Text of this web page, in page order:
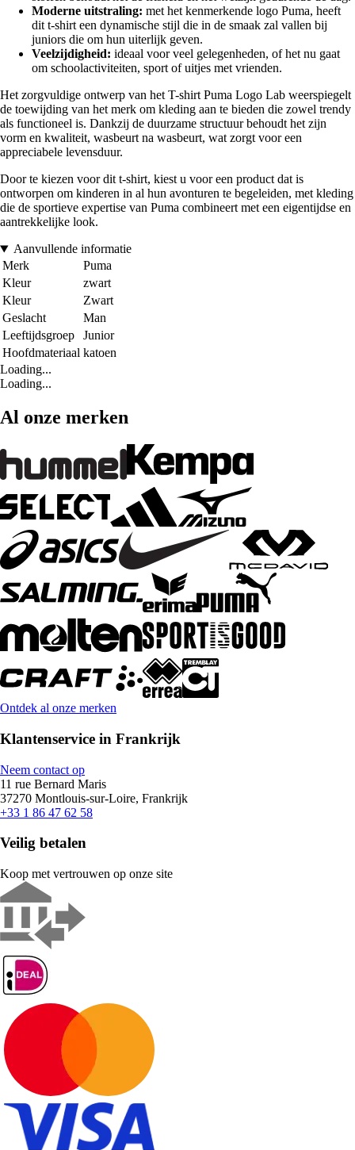
Moderne uitstraling: met het kenmerkende logo Puma, heeft
dit t-shirt een dynamische stijl die in de smaak zal vallen bij
juniors die om hun uiterlijk geven.
Veelzijdigheid: ideaal voor veel gelegenheden, of het nu gaat
om schoolactiviteiten, sport of uitjes met vrienden.
Het zorgvuldige ontwerp van het T-shirt Puma Logo Lab weerspiegelt
de toewijding van het merk om kleding aan te bieden die zowel trendy
als functioneel is. Dankzij de duurzame structuur behoudt het zijn
vorm en kwaliteit, wasbeurt na wasbeurt, wat zorgt voor een
appreciabele levensduur.
Door te kiezen voor dit t-shirt, kiest u voor een product dat is
ontworpen om kinderen in al hun avonturen te begeleiden, met kleding
die de sportieve expertise van Puma combineert met een eigentijdse en
aantrekkelijke look.
Aanvullende informatie
Merk
Puma
Kleur
zwart
Kleur
Zwart
Geslacht
Man
Leeftijdsgroep
Junior
Hoofdmateriaal katoen
Loading...
Loading...
Al onze merken
Ontdek al onze merken
Klantenservice in Frankrijk
Neem contact op
11 rue Bernard Maris
37270 Montlouis-sur-Loire, Frankrijk
+33 1 86 47 62 58
Veilig betalen
Koop met vertrouwen op onze site